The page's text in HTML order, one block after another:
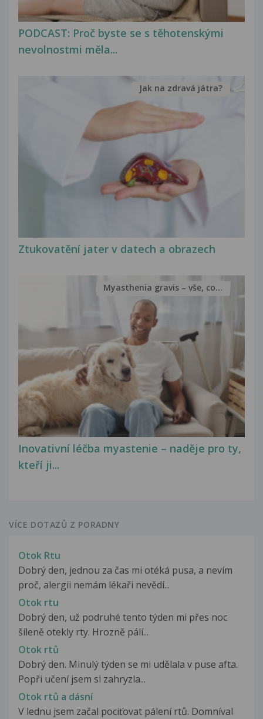
PODCAST: Proč byste se s těhotenskými
nevolnostmi měla...
Ztukovatění jater v datech a obrazech
Jak na zdravá játra?
Inovativní léčba myastenie – naděje pro ty,
kteří ji...
Myasthenia gravis – vše, co...
VÍCE DOTAZŮ Z PORADNY
Otok Rtu
Dobrý den, jednou za čas mi otéká pusa, a nevím
proč, alergii nemám lékaři nevědí...
Otok rtu
Dobrý den, už podruhé tento týden mi přes noc
šíleně otekly rty. Hrozně pálí...
Otok rtů
Dobrý den. Minulý týden se mi udělala v puse afta.
Popři učení jsem si zahryzla...
Otok rtů a dásní
V lednu jsem začal pociťovat pálení rtů. Domníval